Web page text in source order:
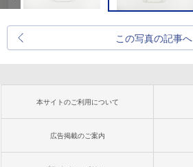
この写真の記事へ
本サイトのご利用について
広告掲載のご案内